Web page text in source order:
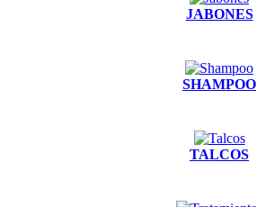
JABONES
SHAMPOO
TALCOS